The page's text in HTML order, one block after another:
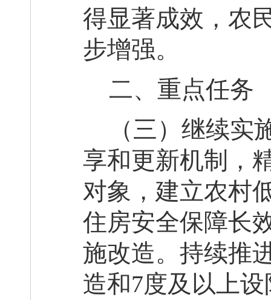
得显著成效，农
步增强。
二、重点任务
（三）继续实
享和更新机制，
对象，建立农村
住房安全保障长
施改造。持续推
造和7度及以上